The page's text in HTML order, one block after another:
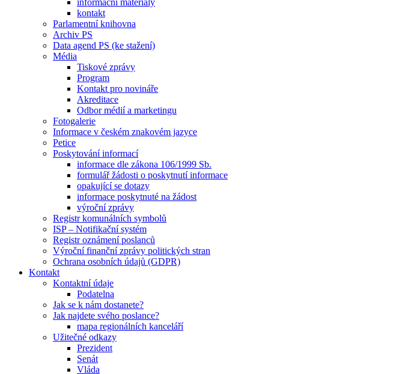
kontakt
Parlamentní knihovna
Archiv PS
Data agend PS (ke stažení)
Média
Tiskové zprávy
Program
Kontakt pro novináře
Akreditace
Odbor médií a marketingu
Fotogalerie
Informace v českém znakovém jazyce
Petice
Poskytování informací
informace dle zákona 106/1999 Sb.
formulář žádosti o poskytnutí informace
opakující se dotazy
informace poskytnuté na žádost
výroční zprávy
Registr komunálních symbolů
ISP – Notifikační systém
Registr oznámení poslanců
Výroční finanční zprávy politických stran
Ochrana osobních údajů (GDPR)
Kontakt
Kontaktní údaje
Podatelna
Jak se k nám dostanete?
Jak najdete svého poslance?
mapa regionálních kanceláří
Užitečné odkazy
Prezident
Senát
Vláda